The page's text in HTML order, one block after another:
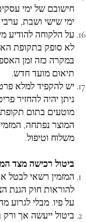
חישובם של ימי
ימי שישי ושבת, ערבי
על הלקוחה להודיע
לא סופק בתקופת
במקרה כזה זמן
תיאום מועד חדש.
יש להקפיד למלא
ניתן יהיה להחזיר
מוטעים בתום
המוצר נפתחה,
משלוח וטיפול.
ביטול רכישה מצד
המזמין רשאי
להוראות חוק הגנת
על פיו. מבלי לגרוע
ביטול ייעשה אך